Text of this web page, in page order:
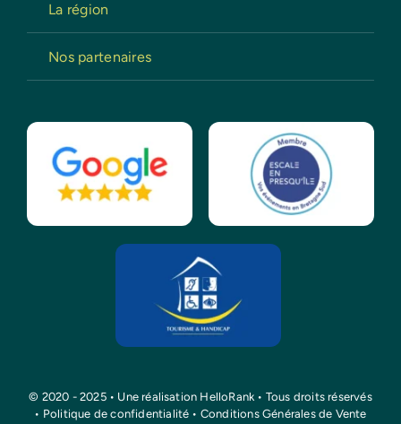
La région
Nos partenaires
© 2020 - 2025 • Une réalisation HelloRank • Tous droits réservés
• Politique de confidentialité • Conditions Générales de Vente